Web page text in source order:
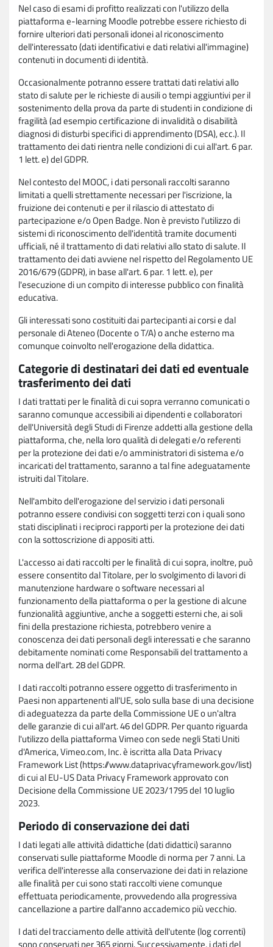
Nel caso di esami di profitto realizzati con l'utilizzo della
piattaforma e-learning Moodle potrebbe essere richiesto di
fornire ulteriori dati personali idonei al riconoscimento
dell'interessato (dati identificativi e dati relativi all'immagine)
contenuti in documenti di identità.
Occasionalmente potranno essere trattati dati relativi allo
stato di salute per le richieste di ausili o tempi aggiuntivi per il
sostenimento della prova da parte di studenti in condizione di
fragilità (ad esempio certificazione di invalidità o disabilità
diagnosi di disturbi specifici di apprendimento (DSA), ecc.). Il
trattamento dei dati rientra nelle condizioni di cui all'art. 6 par.
1 lett. e) del GDPR.
Nel contesto del MOOC, i dati personali raccolti saranno
limitati a quelli strettamente necessari per l'iscrizione, la
fruizione dei contenuti e per il rilascio di attestato di
partecipazione e/o Open Badge. Non è previsto l'utilizzo di
sistemi di riconoscimento dell'identità tramite documenti
ufficiali, né il trattamento di dati relativi allo stato di salute. Il
trattamento dei dati avviene nel rispetto del Regolamento UE
2016/679 (GDPR), in base all'art. 6 par. 1 lett. e), per
l'esecuzione di un compito di interesse pubblico con finalità
educativa.
Gli interessati sono costituiti dai partecipanti ai corsi e dal
personale di Ateneo (Docente o T/A) o anche esterno ma
comunque coinvolto nell'erogazione della didattica.
Categorie di destinatari dei dati ed eventuale
trasferimento dei dati
I dati trattati per le finalità di cui sopra verranno comunicati o
saranno comunque accessibili ai dipendenti e collaboratori
dell'Università degli Studi di Firenze addetti alla gestione della
piattaforma, che, nella loro qualità di delegati e/o referenti
per la protezione dei dati e/o amministratori di sistema e/o
incaricati del trattamento, saranno a tal fine adeguatamente
istruiti dal Titolare.
Nell'ambito dell'erogazione del servizio i dati personali
potranno essere condivisi con soggetti terzi con i quali sono
stati disciplinati i reciproci rapporti per la protezione dei dati
con la sottoscrizione di appositi atti.
L'accesso ai dati raccolti per le finalità di cui sopra, inoltre, può
essere consentito dal Titolare, per lo svolgimento di lavori di
manutenzione hardware o software necessari al
funzionamento della piattaforma o per la gestione di alcune
funzionalità aggiuntive, anche a soggetti esterni che, ai soli
fini della prestazione richiesta, potrebbero venire a
conoscenza dei dati personali degli interessati e che saranno
debitamente nominati come Responsabili del trattamento a
norma dell'art. 28 del GDPR.
I dati raccolti potranno essere oggetto di trasferimento in
Paesi non appartenenti all'UE, solo sulla base di una decisione
di adeguatezza da parte della Commissione UE o un'altra
delle garanzie di cui all'art. 46 del GDPR. Per quanto riguarda
l'utilizzo della piattaforma Vimeo con sede negli Stati Uniti
d'America, Vimeo.com, Inc. è iscritta alla Data Privacy
Framework List (https://www.dataprivacyframework.gov/list)
di cui al EU-US Data Privacy Framework approvato con
Decisione della Commissione UE 2023/1795 del 10 luglio
2023.
Periodo di conservazione dei dati
I dati legati alle attività didattiche (dati didattici) saranno
conservati sulle piattaforme Moodle di norma per 7 anni. La
verifica dell'interesse alla conservazione dei dati in relazione
alle finalità per cui sono stati raccolti viene comunque
effettuata periodicamente, provvedendo alla progressiva
cancellazione a partire dall'anno accademico più vecchio.
I dati del tracciamento delle attività dell'utente (log correnti)
sono conservati per 365 giorni. Successivamente, i dati del